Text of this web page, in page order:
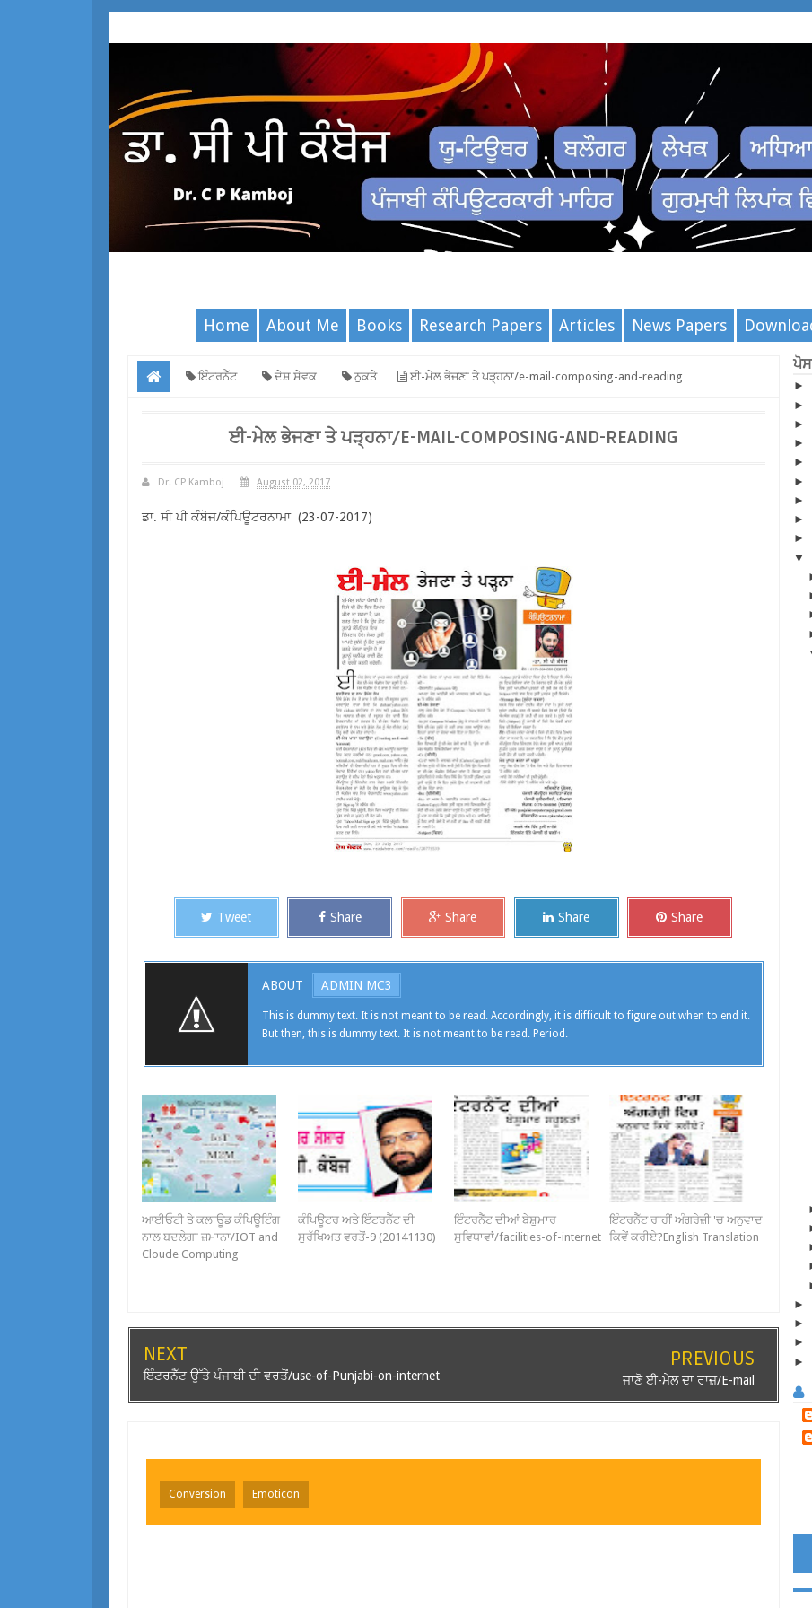
Home About Me Books Research Papers Articles News Papers
ਇੰਟਰਨੈੱਟ ਦੇਸ਼ ਸੇਵਕ ਨੁਕਤੇ ਈ-ਮੇਲ ਭੇਜਣਾ ਤੇ ਪੜ੍ਹਨਾ/e-mail-composing-and-reading
ਈ-ਮੇਲ ਭੇਜਣਾ ਤੇ ਪੜ੍ਹਨਾ/E-MAIL-COMPOSING-AND-READING
Dr. CP Kamboj August 02, 2017
ਡਾ. ਸੀ ਪੀ ਕੰਬੋਜ/ਕੰਪਿਊਟਰਨਾਮਾ (23-07-2017)
Tweet Share Share Share Share
ABOUT ADMIN MC3
This is dummy text. It is not meant to be read. Accordingly, it is difficult to figure out when to end it.
But then, this is dummy text. It is not meant to be read. Period.
ਆਈਓਟੀ ਤੇ ਕਲਾਊਡ ਕੰਪਿਊਟਿੰਗ
ਨਾਲ ਬਦਲੇਗਾ ਜ਼ਮਾਨਾ/IOT and
Cloude Computing
ਕੰਪਿਊਟਰ ਅਤੇ ਇੰਟਰਨੈੱਟ ਦੀ
ਸੁਰੱਖਿਅਤ ਵਰਤੋਂ-9 (20141130)
ਇੰਟਰਨੈੱਟ ਦੀਆਂ ਬੇਸ਼ੁਮਾਰ
ਸੁਵਿਧਾਵਾਂ/facilities-of-internet
ਇੰਟਰਨੈੱਟ ਰਾਹੀਂ ਅੰਗਰੇਜ਼ੀ 'ਚ ਅਨੁਵਾਦ
ਕਿਵੇਂ ਕਰੀਏ?English Translation
NEXT
ਇੰਟਰਨੈੱਟ ਉੱਤੇ ਪੰਜਾਬੀ ਦੀ ਵਰਤੋਂ/use-of-Punjabi-on-internet
PREVIOUS
ਜਾਣੋ ਈ-ਮੇਲ ਦਾ ਰਾਜ਼/E-mail
Conversion Emoticon
►
►
►
►
►
►
►
►
►
▼
►
►
►
►